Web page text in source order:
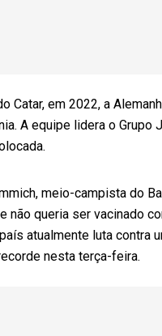
Catar, em 2022, a
A equipe lidera o
meio-campista do
não queria ser vacinado
atualmente luta contra
nesta terça-feira.